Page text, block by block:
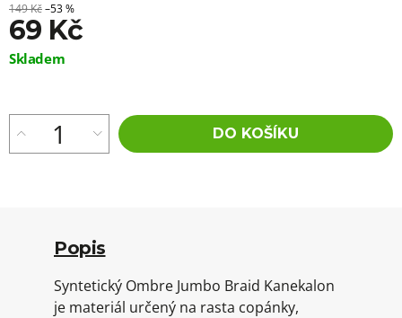
149 Kč–53 %
69 Kč
Měrná
Skladem
DO KOŠÍKU
Popis
Syntetický Ombre Jumbo Braid Kanekalon
je materiál určený na rasta copánky,